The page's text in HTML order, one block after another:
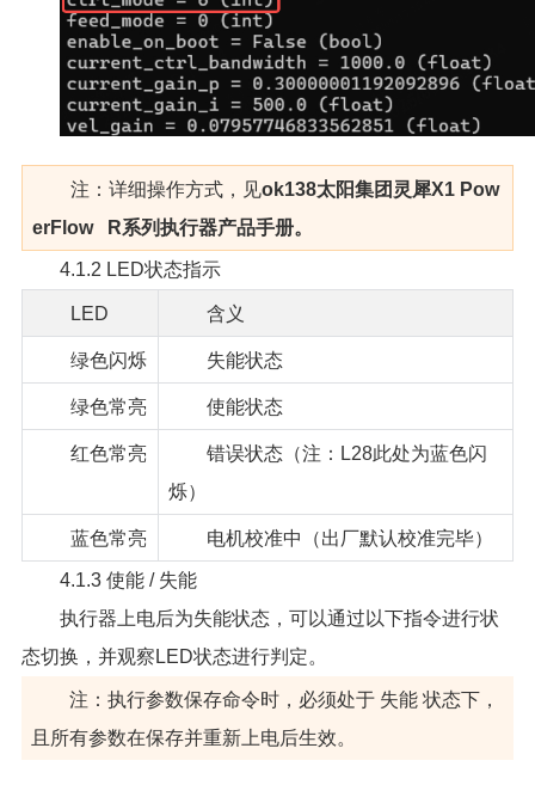
注：详细操作方式，见ok138太阳集团灵犀X1 Pow
erFlow R系列执行器产品手册。
4.1.2 LED状态指示
LED 含义
绿色闪烁 失能状态
绿色常亮 使能状态
红色常亮
错误状态（注：L28此处为蓝色闪
烁）
蓝色常亮 电机校准中（出厂默认校准完毕）
4.1.3 使能 / 失能
执行器上电后为失能状态，可以通过以下指令进行状
态切换，并观察LED状态进行判定。
注：执行参数保存命令时，必须处于 失能 状态下，
且所有参数在保存并重新上电后生效。